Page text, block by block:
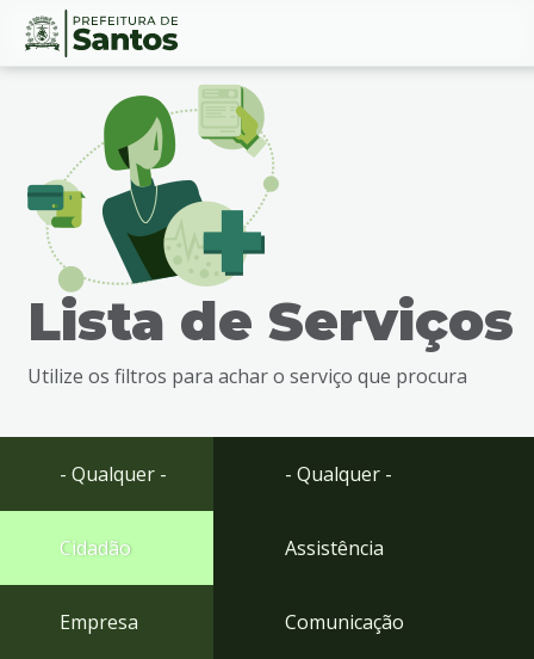
Ir
busca
Ir
rodapé
Conteúdo
Lista de Serviços
Utilize os filtros para achar o serviço que procura
- Qualquer -
Cidadão
Empresa
- Qualquer -
Assistência
Comunicação